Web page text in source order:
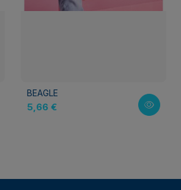
BEAGLE
5,66 €